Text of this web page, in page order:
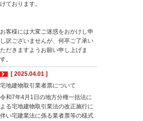
けております。
お客様には大変ご迷惑をおかけし申
し訳ございませんが、何卒ご了承い
ただきますようお願い申し上げま
す。
[ 2025.04.01 ]
宅地建物取引業者票について
令和7年4月1日の地方分権一括法に
よる宅地建物取引業法の改正施行に
伴い宅建業法に係る業者票等の様式